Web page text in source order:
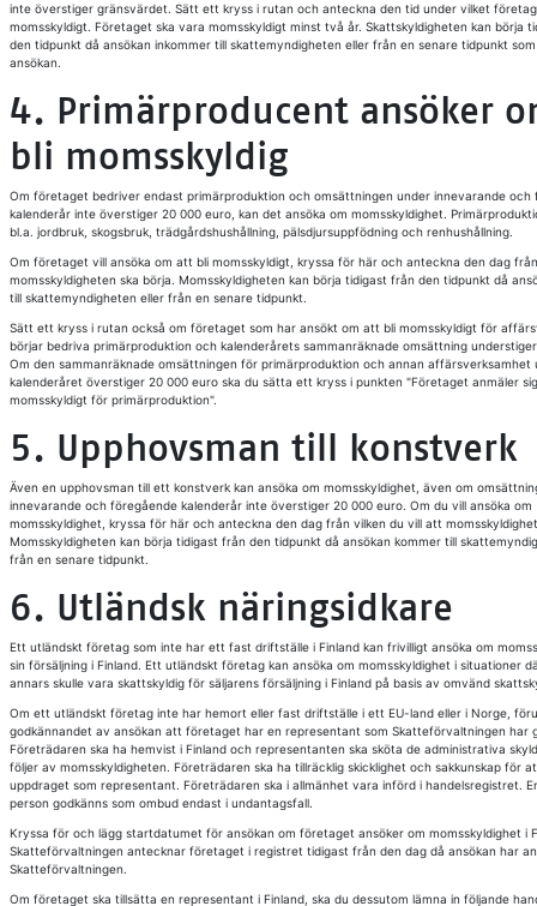
inte överstiger gränsvärdet. Sätt ett kryss i rutan och anteckna den tid under vilket
momsskyldigt. Företaget ska vara momsskyldigt minst två år. Skattskyldigheten kan börja
den tidpunkt då ansökan inkommer till skattemyndigheten eller från en senare tidpunkt som
ansökan.
4. Primärproducent ansöker
bli momsskyldig
Om företaget bedriver endast primärproduktion och omsättningen under innevarande och
kalenderår inte överstiger 20 000 euro, kan det ansöka om momsskyldighet.
bl.a. jordbruk, skogsbruk, trädgårdshushållning, pälsdjursuppfödning och renhushållning.
Om företaget vill ansöka om att bli momsskyldigt, kryssa för här och anteckna den dag
momsskyldigheten ska börja. Momsskyldigheten kan börja tidigast från den tidpunkt då
till skattemyndigheten eller från en senare tidpunkt.
Sätt ett kryss i rutan också om företaget som har ansökt om att bli momsskyldigt för
börjar bedriva primärproduktion och kalenderårets sammanräknade omsättning
Om den sammanräknade omsättningen för primärproduktion och annan affärsverksamhet
kalenderåret överstiger 20 000 euro ska du sätta ett kryss i punkten "Företaget anmäler
momsskyldigt för primärproduktion".
5. Upphovsman till konstverk
Även en upphovsman till ett konstverk kan ansöka om momsskyldighet, även om
innevarande och föregående kalenderår inte överstiger 20 000 euro. Om du vill ansöka om
momsskyldighet, kryssa för här och anteckna den dag från vilken du vill att
Momsskyldigheten kan börja tidigast från den tidpunkt då ansökan kommer till
från en senare tidpunkt.
6. Utländsk näringsidkare
Ett utländskt företag som inte har ett fast driftställe i Finland kan frivilligt ansöka om
sin försäljning i Finland. Ett utländskt företag kan ansöka om momsskyldighet i situationer
annars skulle vara skattskyldig för säljarens försäljning i Finland på basis av omvänd
Om ett utländskt företag inte har hemort eller fast driftställe i ett EU-land eller i Norge,
godkännandet av ansökan att företaget har en representant som Skatteförvaltningen har
Företrädaren ska ha hemvist i Finland och representanten ska sköta de administrativa
följer av momsskyldigheten. Företrädaren ska ha tillräcklig skicklighet och sakkunskap för
uppdraget som representant. Företrädaren ska i allmänhet vara införd i handelsregistret.
person godkänns som ombud endast i undantagsfall.
Kryssa för och lägg startdatumet för ansökan om företaget ansöker om momsskyldighet i
Skatteförvaltningen antecknar företaget i registret tidigast från den dag då ansökan har
Skatteförvaltningen.
Om företaget ska tillsätta en representant i Finland, ska du dessutom lämna in följande